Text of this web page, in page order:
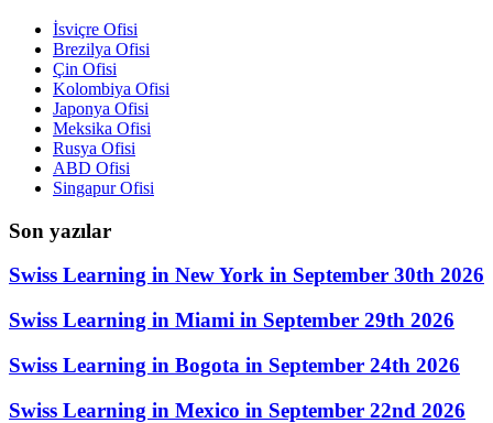
İsviçre Ofisi
Brezilya Ofisi
Çin Ofisi
Kolombiya Ofisi
Japonya Ofisi
Meksika Ofisi
Rusya Ofisi
ABD Ofisi
Singapur Ofisi
Son yazılar
Swiss Learning in New York in September 30th 2026
Swiss Learning in Miami in September 29th 2026
Swiss Learning in Bogota in September 24th 2026
Swiss Learning in Mexico in September 22nd 2026